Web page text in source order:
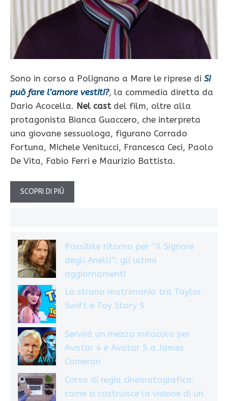
Sono in corso a Polignano a Mare le riprese di Si
può fare l’amore vestiti?, la commedia diretta da
Dario Acocella. Nel castdel film, oltre alla
protagonista Bianca Guaccero, che interpreta
una giovane sessuologa, figurano Corrado
Fortuna, Michele Venitucci, Francesca Ceci, Paolo
De Vita, Fabio Ferri e Maurizio Battista.
SCOPRI DI PIÙ
Possibile ritorno per “Il Signore
degli Anelli”: gli ultimi
aggiornamenti
Lo strano matrimonio tra Taylor
Swift e Toy Story 5
Servirà un mezzo miracolo per
Avatar 4 e Avatar 5 a James
Cameron
Corso di regia cinematografica:
come si costruisce la visione di un